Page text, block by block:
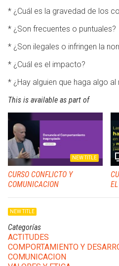
* ¿Cuál es la gravedad de los
* ¿Son frecuentes o puntuales?
* ¿Son ilegales o infringen la
* ¿Cuál es el impacto?
* ¿Hay alguien que haga algo
This is available as part of
CURSO CONFLICTO Y
COMUNICACION
NEW TITLE
NEW TITLE
Categorías
ACTITUDES
COMPORTAMIENTO Y
COMUNICACION